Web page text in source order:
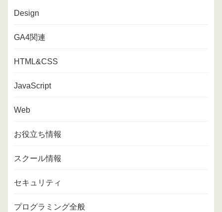
Design
GA4関連
HTML&CSS
JavaScript
Web
お役立ち情報
スクール情報
セキュリティ
プログラミング全般